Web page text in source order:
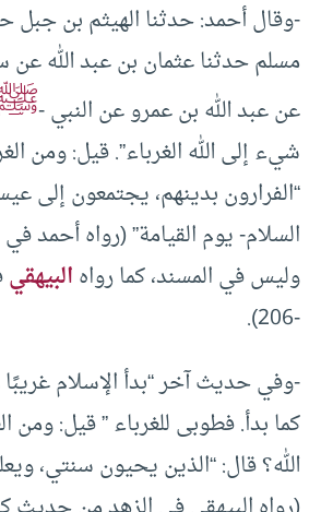
-وقال أحمد: حدثنا الهيثم بن جبل
مسلم حدثنا عثمان بن عبد الله عن
عن عبد الله بن عمرو عن النبي -
شيء إلى الله الغرباء”. قيل: ومن
“الفرارون بدينهم، يجتمعون إلى
وليس في المسند، كما رواهالبيهقي
-206).
-وفي حديث آخر “بدأ الإسلام
كما بدأ. فطوبى للغرباء ” قيل: ومن
الله؟ قال: “الذين يحيون سنتي،